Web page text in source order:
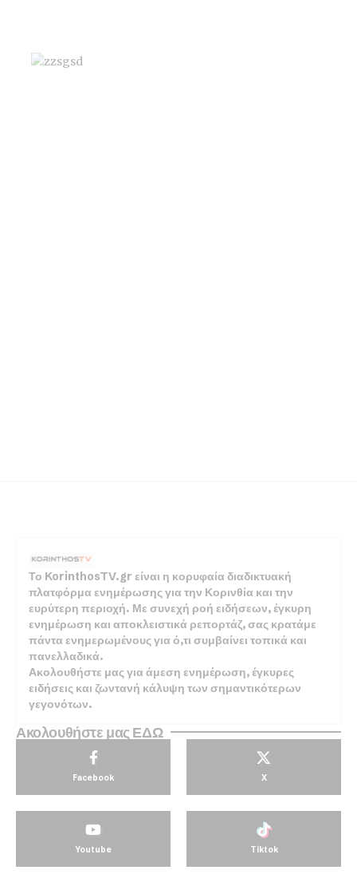
Το KorinthosTV.gr είναι η κορυφαία διαδικτυακή
πλατφόρμα ενημέρωσης για την Κορινθία και την
ευρύτερη περιοχή. Με συνεχή ροή ειδήσεων, έγκυρη
ενημέρωση και αποκλειστικά ρεπορτάζ, σας κρατάμε
πάντα ενημερωμένους για ό,τι συμβαίνει τοπικά και
πανελλαδικά.
Ακολουθήστε μας για άμεση ενημέρωση, έγκυρες
ειδήσεις και ζωντανή κάλυψη των σημαντικότερων
γεγονότων.
Ακολουθήστε μας ΕΔΩ
Facebook X
Youtube Tiktok